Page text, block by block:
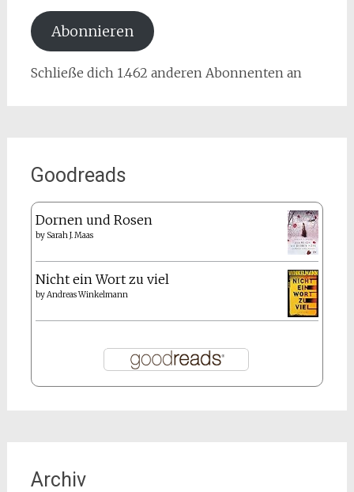
Adresse
Abonnieren
Schließe dich 1.462 anderen Abonnenten an
Goodreads
Dornen und Rosen
by Sarah J. Maas
Nicht ein Wort zu viel
byAndreas Winkelmann
Archiv